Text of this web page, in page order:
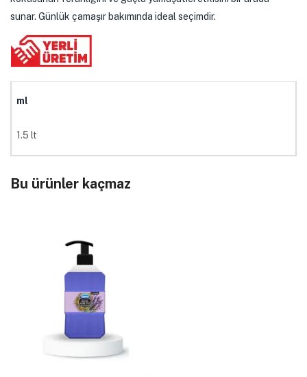
sunar. Günlük çamaşır bakımında ideal seçimdir.
ml
1.5 lt
Bu ürünler kaçmaz